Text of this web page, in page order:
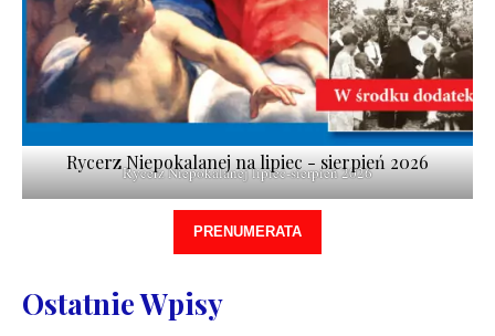
Rycerz Niepokalanej lipiec-sierpień 2026
Rycerz Niepokalanej na lipiec - sierpień 2026
PRENUMERATA
Ostatnie Wpisy